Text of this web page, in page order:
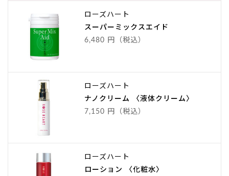
ローズハート
スーパーミックスエイド
6,480 円（税込）
ローズハート
ナノクリーム 〈液体クリーム〉
7,150 円（税込）
ローズハート
ローション 〈化粧水〉